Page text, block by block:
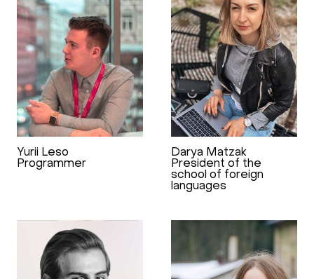
Yurii Leso
Programmer
Darya Matzak
President of the
school of foreign
languages